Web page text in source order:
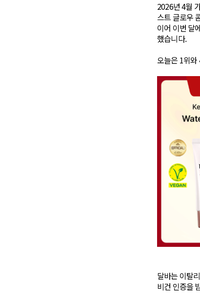
2026년 4월
스트 글로우
이어 이번 달
했습니다.
오늘은 1위
달바는 이탈
비건 인증을